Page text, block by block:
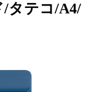
タテコ/A4/